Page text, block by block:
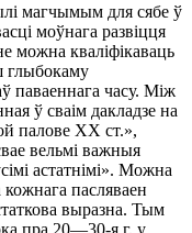
магчымым для сябе ў
моўнага развіцця
можна кваліфікаваць
глыбокаму
паваеннага часу. Між
ў сваім дакладзе на
палове ХХ ст.»,
вельмі важныя
астатнімі». Можна
пасляваен
выразна. Тым
пра 20—30-я г. у